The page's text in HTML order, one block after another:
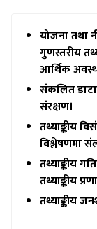
योजना तथा
गुणस्तरीय
आर्थिक
संकलित
संरक्षण।
तथ्याङ्कीय
विश्लेषणमा
तथ्याङ्कीय
तथ्याङ्कीय
तथ्याङ्कीय